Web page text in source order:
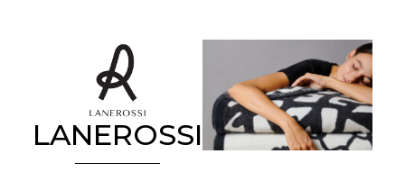
LANEROSSI